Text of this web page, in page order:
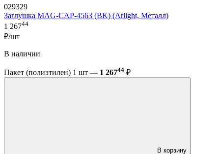
029329
Заглушка MAG-CAP-4563 (BK) (Arlight, Металл)
1 26744
₽/шт
В наличии
Пакет (полиэтилен) 1 шт — 1 26744 ₽
В корзину